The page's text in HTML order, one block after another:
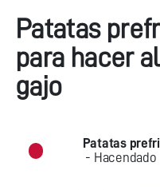
Patatas
para hacer
gajo
Patatas
- Hacendado